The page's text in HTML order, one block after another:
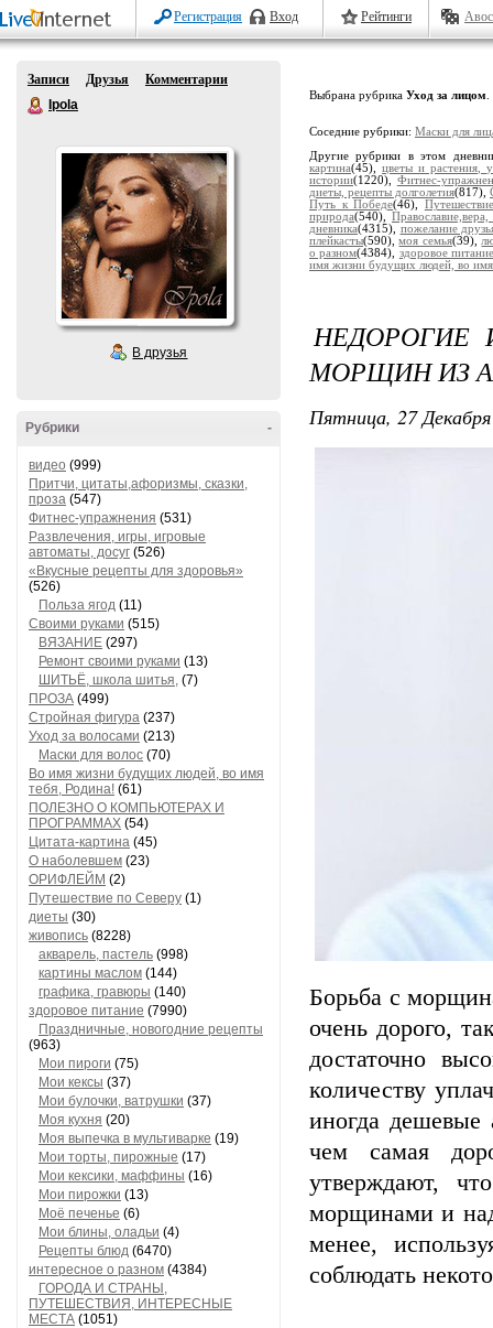
Регистрация Вход Рейтинги
Записи Друзья
Комментарии
Ipola
В друзья
-
Рубрики
видео (999)
Притчи, цитаты,афоризмы, сказки,
проза (547)
Фитнес-упражнения (531)
Развлечения, игры, игровые
автоматы, досуг (526)
«Вкусные рецепты для здоровья»
(526)
Польза ягод (11)
Своими руками (515)
ВЯЗАНИЕ (297)
Ремонт своими руками (13)
ШИТЬЁ, школа шитья, (7)
ПРОЗА (499)
Стройная фигура (237)
Уход за волосами (213)
Маски для волос (70)
Во имя жизни будущих людей, во имя
тебя, Родина! (61)
ПОЛЕЗНО О КОМПЬЮТЕРАХ И
ПРОГРАММАХ (54)
Цитата-картина (45)
О наболевшем (23)
ОРИФЛЕЙМ (2)
Путешествие по Северу (1)
диеты (30)
живопись (8228)
акварель, пастель (998)
картины маслом (144)
графика, гравюры (140)
здоровое питание (7990)
Праздничные, новогодние рецепты
(963)
Мои пироги (75)
Мои кексы (37)
Мои булочки, ватрушки (37)
Моя кухня (20)
Моя выпечка в мультиварке (19)
Мои торты, пирожные (17)
Мои кексики, маффины (16)
Мои пирожки (13)
Моё печенье (6)
Мои блины, оладьи (4)
Рецепты блюд (6470)
интересное о разном (4384)
ГОРОДА И СТРАНЫ,
ПУТЕШЕСТВИЯ, ИНТЕРЕСНЫЕ
МЕСТА (1051)
Выбрана рубрика Уход за лицом
Соседние рубрики: Маски для
Другие рубрики в этом
картина(45),цветы и растения,
истории(1220), Фитнес-
диеты, рецепты долголетия(817),
Путь к Победе(46),
природа(540),
дневника(4315), пожелание
плейкасты(590),моя семья(39),
о разном(4384), здоровое
имя жизни будущих людей, во
НЕДОРОГИЕ
МОРЩИН ИЗ
Пятница, 27
Борьба с
очень дорого,
достаточно
количеству
иногда дешевые
чем самая
утверждают,
морщинами и
менее,
соблюдать